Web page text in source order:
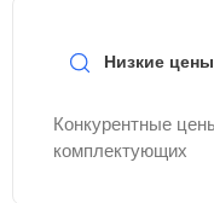
Низкие цены
Конкурентные
комплектующих